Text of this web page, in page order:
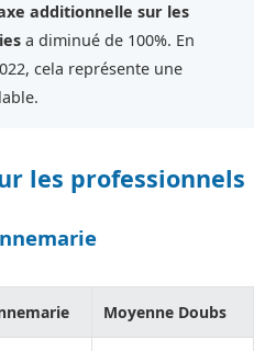
additionnelle sur les
a diminué de 100%. En
cela représente une
les professionnels
Moyenne Doubs